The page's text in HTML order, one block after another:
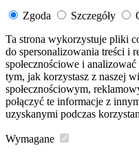
Zgoda Szczegóły
Ta strona wykorzystuje pliki
do spersonalizowania treści i
społecznościowe i
tym, jak korzystasz z naszej
społecznościowym,
połączyć te informacje z
uzyskanymi podczas
Wymagane